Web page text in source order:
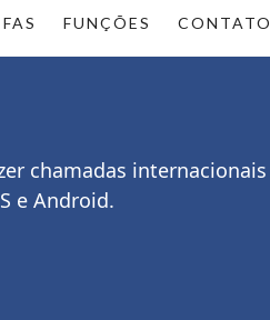
FUNÇÕES CONTATO
chamadas internacionais
e Android.